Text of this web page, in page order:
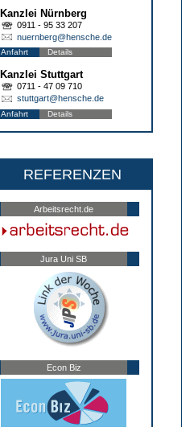
Kanzlei Nürnberg
0911 - 95 33 207
nuernberg@hensche.de
Anfahrt Details
Kanzlei Stuttgart
0711 - 47 09 710
stuttgart@hensche.de
Anfahrt Details
REFERENZEN
Arbeitsrecht.de
Jura Uni SB
Econ Biz